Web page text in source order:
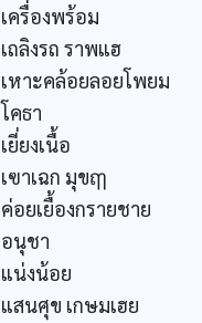
เครื่องพร้อม
เถลิงรถ ราพแฮ
เหาะคล้อยลอยโพยม
โคธา
เยี่ยงเนื้อ
เฃาเฉก มุขฤๅ
ค่อยเยื้องกรายชาย
อนุชา
แน่งน้อย
แสนศุข เกษมเฮย